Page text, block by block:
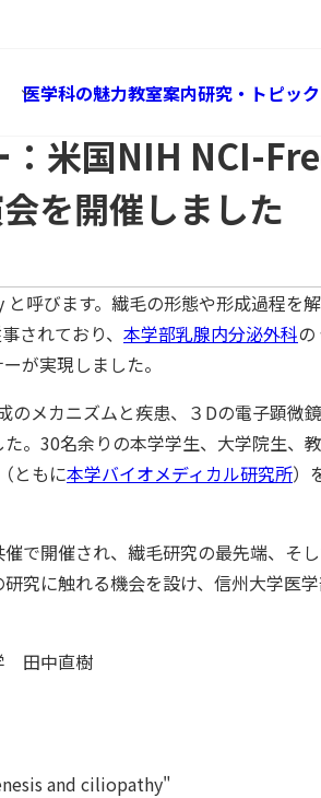
医学科の魅力教室案内研究・トピッ
ナー：米国NIH NCI-Frederick
：米国NIH NCI-
を開催しました
呼びます。繊毛の形態や形成過程
されており、 本学部乳腺内分泌外科
ーが実現しました。
メカニズムと疾患、３Dの電子顕微
。30名余りの本学学生、大学院生
ともに本学バイオメディカル研究所）
で開催され、繊毛研究の最先端、そ
究に触れる機会を設け、信州大学医
田中直樹
and ciliopathy"